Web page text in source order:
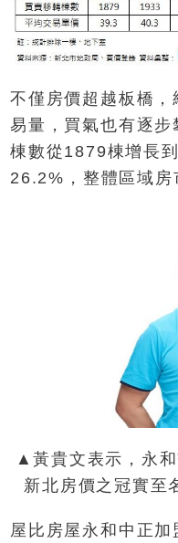
不僅房價超越板橋
易量，買氣也有逐
棟數從1879棟增長
26.2%，整體區域房
▲黃貴文表示，永
新北房價之冠實至
屋比房屋永和中正